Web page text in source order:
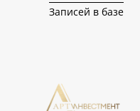
Записей в базе